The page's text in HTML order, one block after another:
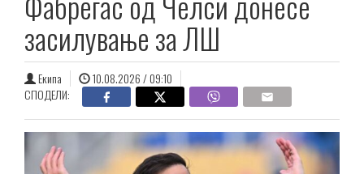
засилување за ЛШ
Екипа
10.08.2026 / 09:10
СПОДЕЛИ: